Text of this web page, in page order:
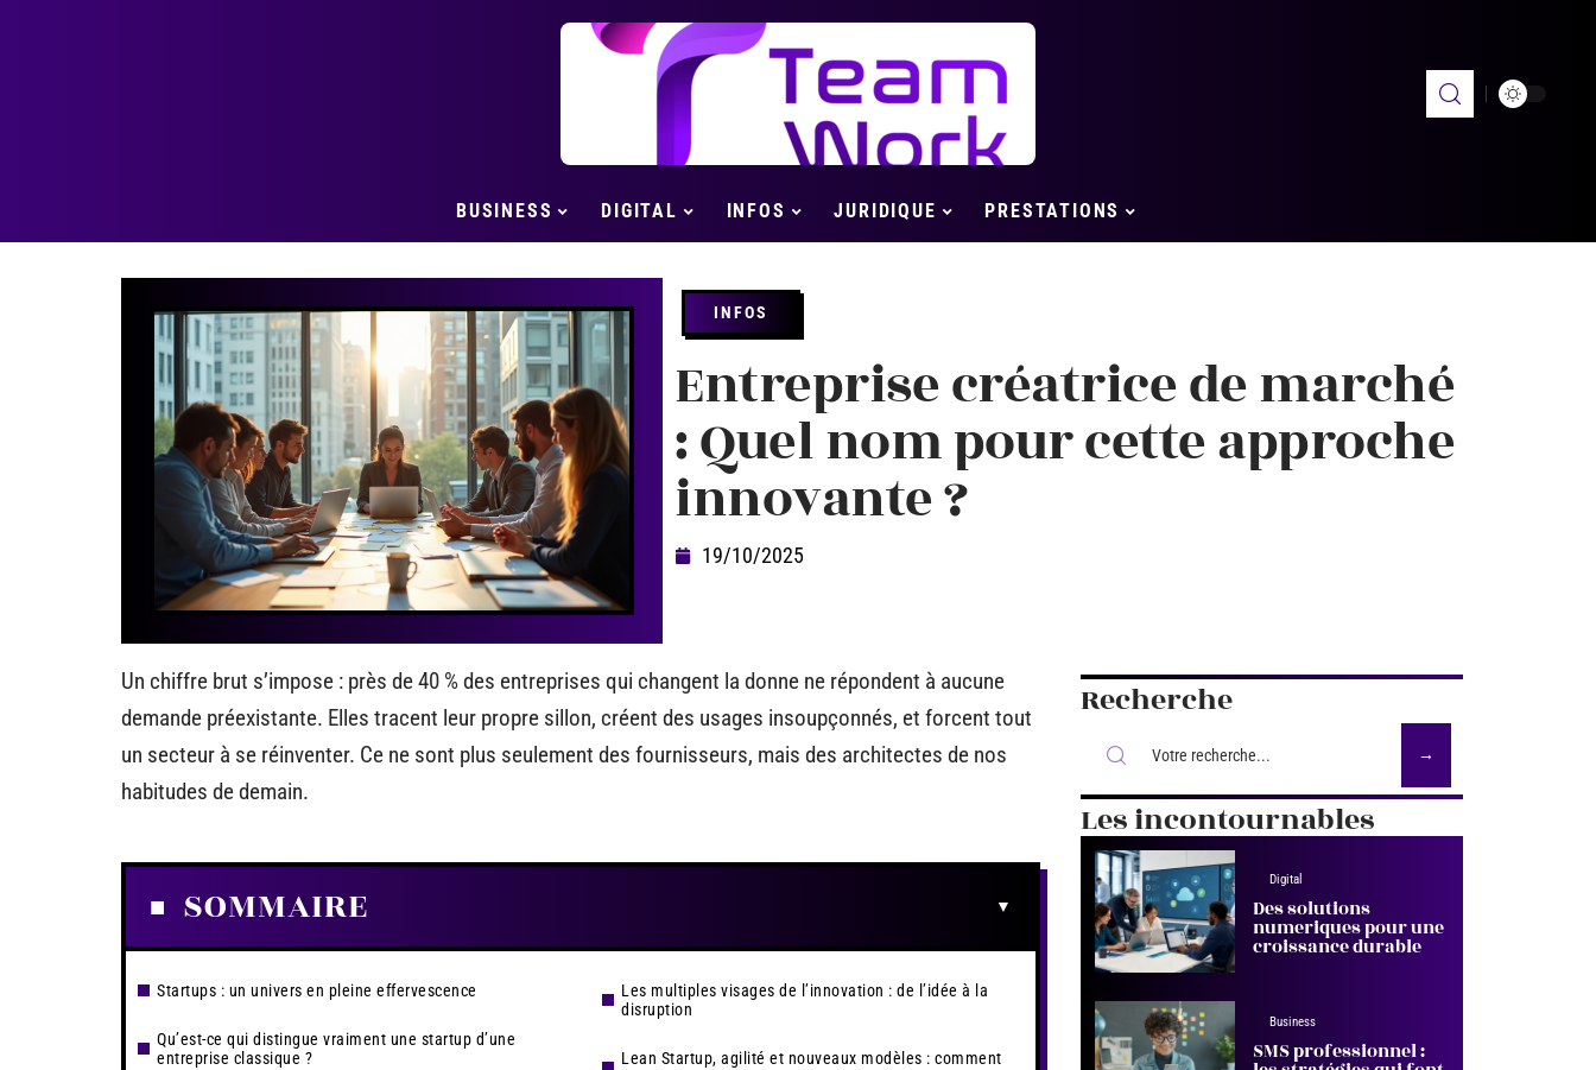
BUSINESS DIGITAL INFOS JURIDIQUE PRESTATIONS
INFOS
Entreprise créatrice de marché
: Quel nom pour cette approche
innovante ?
19/10/2025
Un chiffre brut s’impose : près de 40 % des entreprises qui changent la donne ne répondent à aucune
demande préexistante. Elles tracent leur propre sillon, créent des usages insoupçonnés, et forcent tout
un secteur à se réinventer. Ce ne sont plus seulement des fournisseurs, mais des architectes de nos
habitudes de demain.
SOMMAIRE
Startups : un univers en pleine effervescence
Qu’est-ce qui distingue vraiment une startup d’une
entreprise classique ?
Les multiples visages de l’innovation : de l’idée à la
disruption
Lean Startup, agilité et nouveaux modèles : comment
Recherche
Les incontournables
Digital
Des solutions
numeriques pour une
croissance durable
Business
SMS professionnel :